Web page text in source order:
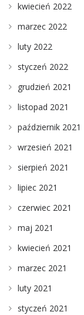
kwiecień 2022
marzec 2022
luty 2022
styczeń 2022
grudzień 2021
listopad 2021
październik 2021
wrzesień 2021
sierpień 2021
lipiec 2021
czerwiec 2021
maj 2021
kwiecień 2021
marzec 2021
luty 2021
styczeń 2021